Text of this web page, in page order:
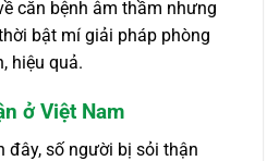
căn bệnh âm thầm nhưng
bật mí giải pháp phòng
hiệu quả.
ở Việt Nam
đây, số người bị sỏi thận